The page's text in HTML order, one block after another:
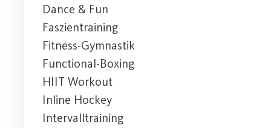
Dance & Fun
Faszientraining
Fitness-Gymnastik
Functional-Boxing
HIIT Workout
Inline Hockey
Intervalltraining